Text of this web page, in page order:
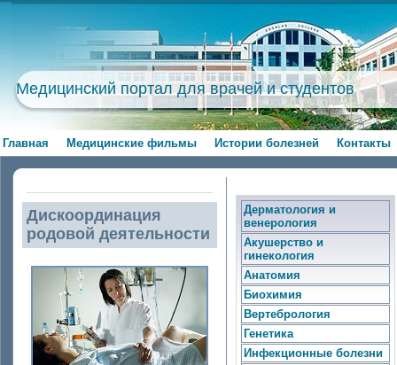
Медицинский портал для врачей и студентов
Главная Медицинские фильмы Истории болезней Контакты
Дискоординация
родовой деятельности
Дерматология и
венерология
Акушерство и
гинекология
Анатомия
Биохимия
Вертебрология
Генетика
Инфекционные болезни